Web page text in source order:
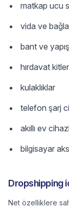
matkap ucu
vida ve
bant ve
hırdavat
kulaklıklar
telefon şarj
akıllı ev
bilgisayar
Dropshipping
Net özelliklere